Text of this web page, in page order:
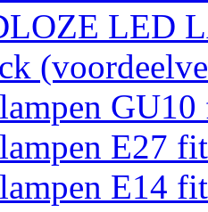
LED
E27
E14